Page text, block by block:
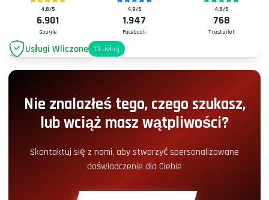
4,8/5
6.901
Google
4,9/5
1.947
Facebook
4,8/5
768
Trustpilot
Usługi Wliczone 13 usług
Parking +2.00€
Dostęp do Pit-Lane +5.00€
Nie znalazłeś tego, czego szukasz,
lub wciąż masz wątpliwości?
Skontaktuj się z nami, aby stworzyć spersonalizowane
doświadczenie dla Ciebie